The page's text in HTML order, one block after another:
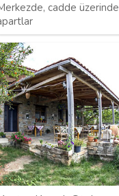
cadde üzerinde